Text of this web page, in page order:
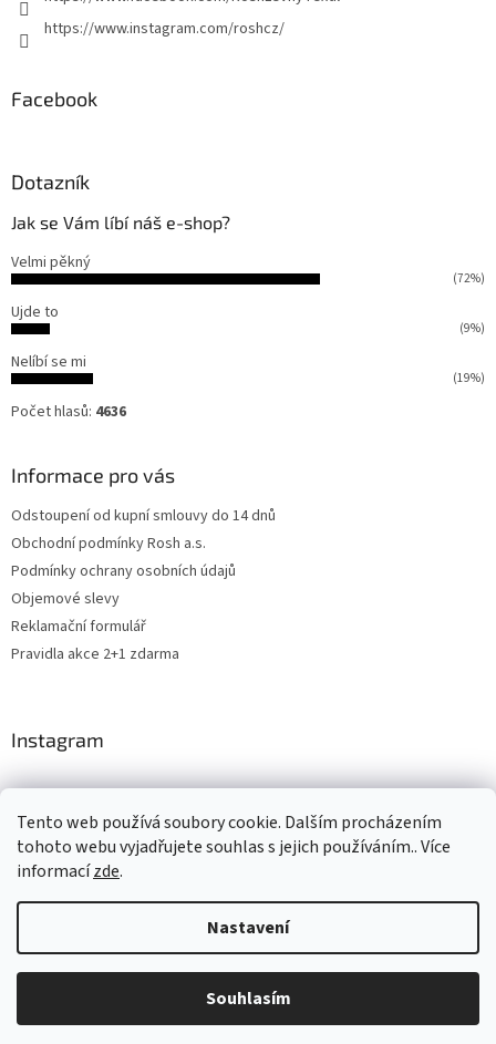
Tento web používá soubory cookie. Dalším procházením
tohoto webu vyjadřujete souhlas s jejich používáním.. Více
informacízde.
Nastavení
Souhlasím
https://www.instagram.com/roshcz/
Facebook
Dotazník
Jak se Vám líbí náš e-shop?
Velmi pěkný
(72%)
Ujde to
(9%)
Nelíbí se mi
(19%)
Počet hlasů: 4636
Informace pro vás
Odstoupení od kupní smlouvy do 14 dnů
Obchodní podmínky Rosh a.s.
Podmínky ochrany osobních údajů
Objemové slevy
Reklamační formulář
Pravidla akce 2+1 zdarma
Instagram
Levne4you.cz CARDAMON Online Magazín
Vytvořil Shoptet
ROSH.cz. Všechna práva vyhrazena.